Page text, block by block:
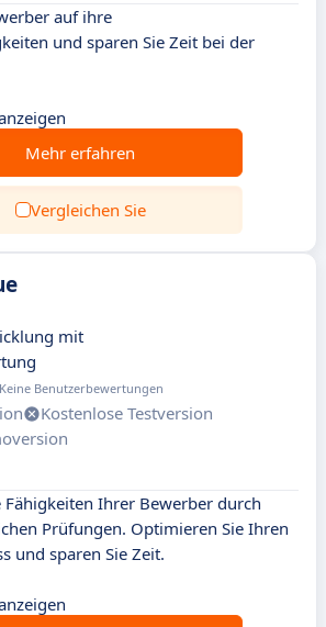
auf ihre
und sparen Sie Zeit bei der
Mehr erfahren
Vergleichen Sie
mit
Keine Benutzerbewertungen
Kostenlose Testversion
Fähigkeiten Ihrer Bewerber durch
Prüfungen. Optimieren Sie Ihren
und sparen Sie Zeit.